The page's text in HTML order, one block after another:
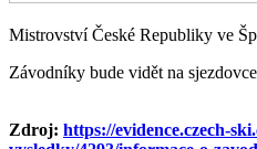
Mistrovství České Republiky ve
Závodníky bude vidět na
Zdroj: https://evidence.czech-